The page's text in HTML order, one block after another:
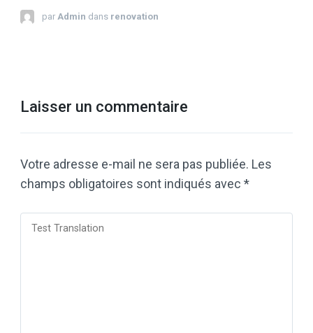
par Admin dans renovation
Laisser un commentaire
Votre adresse e-mail ne sera pas publiée. Les
champs obligatoires sont indiqués avec *